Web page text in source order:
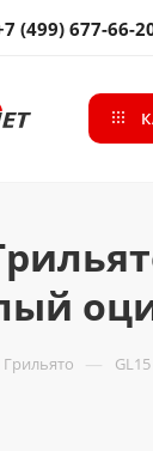
(499) 677-66-
Грильято —